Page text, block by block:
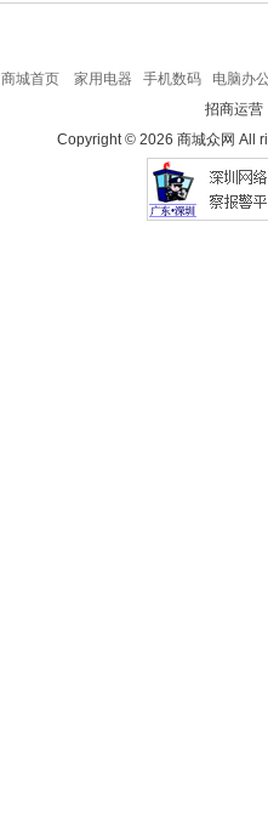
商城首页 家用电器 手机数码
电脑办
招商运营
Copyright © 2026 商城众网 All